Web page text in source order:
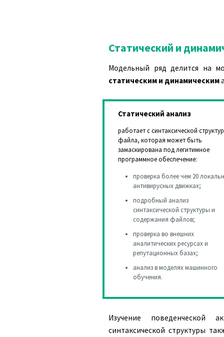
Статический и
Модельный ряд делится на
статическим и динамическим
Статический анализ
работает с синтаксической
файла, которая может быть
замаскирована под легитимное
программное обеспечение:
проверка более чем 20
антивирусных движках;
подробный анализ
синтаксической структуры и
содержания файлов;
проверка во внешних
аналитических ресурсах и
репутационных базах;
анализ в моделях машинного
обучения.
Изучение поведенческой
синтаксической структуры